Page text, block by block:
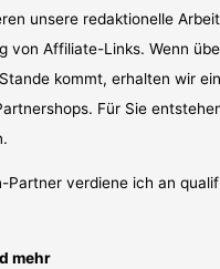
unsere redaktionelle
von Affiliate-Links. Wenn
kommt, erhalten wir
Für Sie
Partner verdiene ich an
mehr